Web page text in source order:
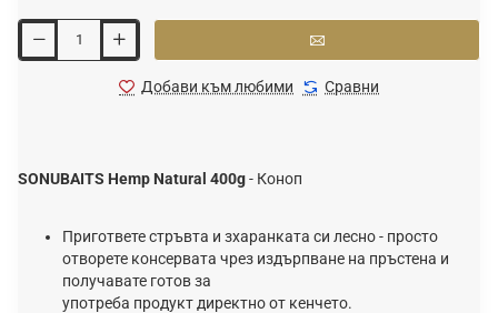
Добави към любими Сравни
SONUBAITS Hemp Natural 400g- Коноп
Пригответе стръвта и зхаранката си лесно - просто
отворете консервата чрез издърпване на пръстена и
получавате готов за
употреба продукт директно от кенчето.